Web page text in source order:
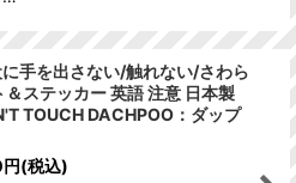
手を出さない/触れない/さわら
ステッカー 英語 注意 日本製
TOUCH DACHPOO：ダップ
円(税込)